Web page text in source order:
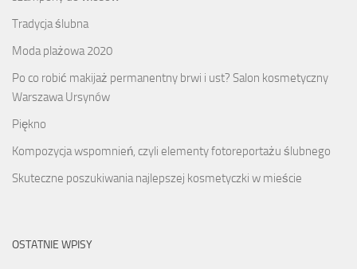
Tradycja ślubna
Moda plażowa 2020
Po co robić makijaż permanentny brwi i ust? Salon kosmetyczny
Warszawa Ursynów
Piękno
Kompozycja wspomnień, czyli elementy fotoreportażu ślubnego
Skuteczne poszukiwania najlepszej kosmetyczki w mieście
OSTATNIE WPISY